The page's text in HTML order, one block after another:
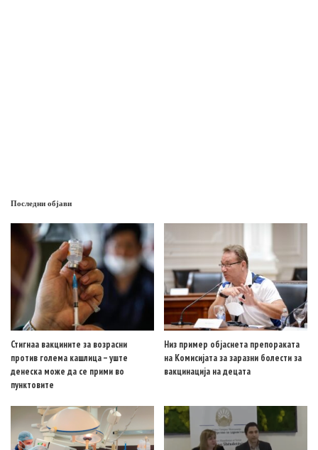
Последни објави
Стигнаа вакцините за возрасни
против голема кашлица – уште
денеска може да се прими во
пунктовите
Низ пример објаснета препораката
на Комисијата за заразни болести за
вакцинација на децата